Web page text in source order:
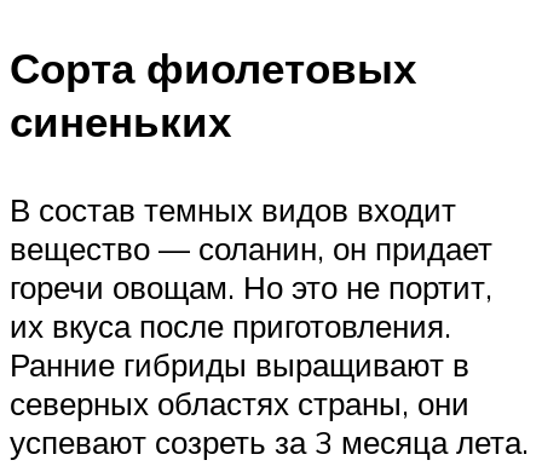
Сорта фиолетовых
синеньких
В состав темных видов входит
вещество — соланин, он придает
горечи овощам. Но это не портит,
их вкуса после приготовления.
Ранние гибриды выращивают в
северных областях страны, они
успевают созреть за 3 месяца лета.